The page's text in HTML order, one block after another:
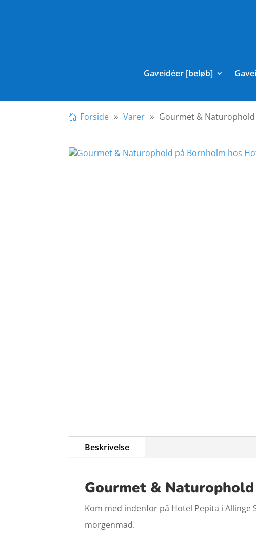
Gaveidéer [beløb]
Forside Varer Gourmet &
Beskrivelse
Gourmet &
Kom med indenfor på Hotel Pepita i
morgenmad.